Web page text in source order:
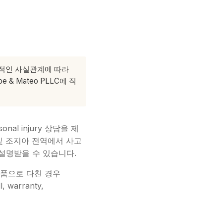
인 사실관계에 따라
& Mateo PLLC에 직
injury 상담을 제
조지아 전역에서 사고
명받을 수 있습니다.
으로 다친 경우
warranty,